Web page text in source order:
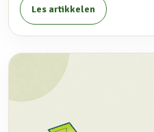
Les artikkelen